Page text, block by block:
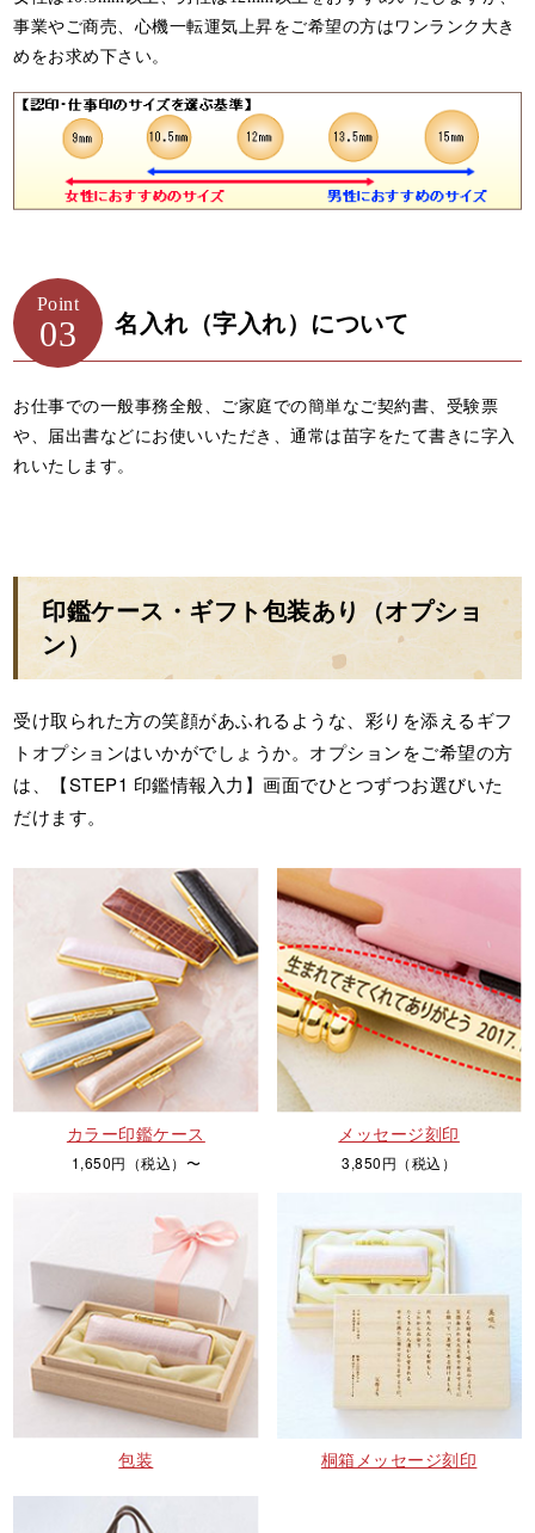
事業やご商売、心機一転運気上昇をご希望の方はワンランク大き
めをお求め下さい。
Point
03 名入れ（字入れ）について
お仕事での一般事務全般、ご家庭での簡単なご契約書、受験票
や、届出書などにお使いいただき、通常は苗字をたて書きに字入
れいたします。
印鑑ケース・ギフト包装あり（オプショ
ン）
受け取られた方の笑顔があふれるような、彩りを添えるギフ
トオプションはいかがでしょうか。オプションをご希望の方
は、【STEP1 印鑑情報入力】画面でひとつずつお選びいた
だけます。
カラー印鑑ケース
1,650円（税込）〜
メッセージ刻印
3,850円（税込）
包装 桐箱メッセージ刻印